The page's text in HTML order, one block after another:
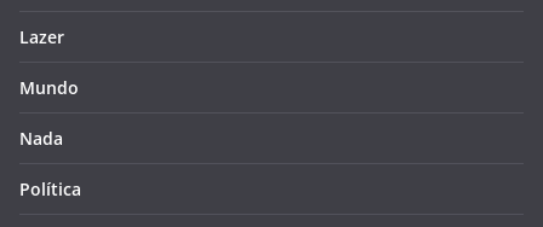
Lazer
Mundo
Nada
Política